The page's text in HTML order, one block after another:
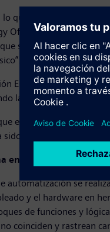
lo que la IA puede
Officer. “Hace que las
se necesita para
ECAD y generación
la topología del
el Eigen Engineering
diseñado, en lugar
entre el diseño
automatización se
y el hardware en
de funciones y
coinciden y rastrean